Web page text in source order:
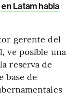
Latam habla
gerente del
ve posible una
reserva de
base de